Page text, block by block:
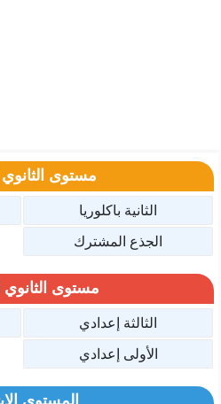
مستوى الثانوي
الثانية باكلوريا
الجذع المشترك
مستوى الثانوي
الثالثة إعدادي
الأولى إعدادي
المستوى